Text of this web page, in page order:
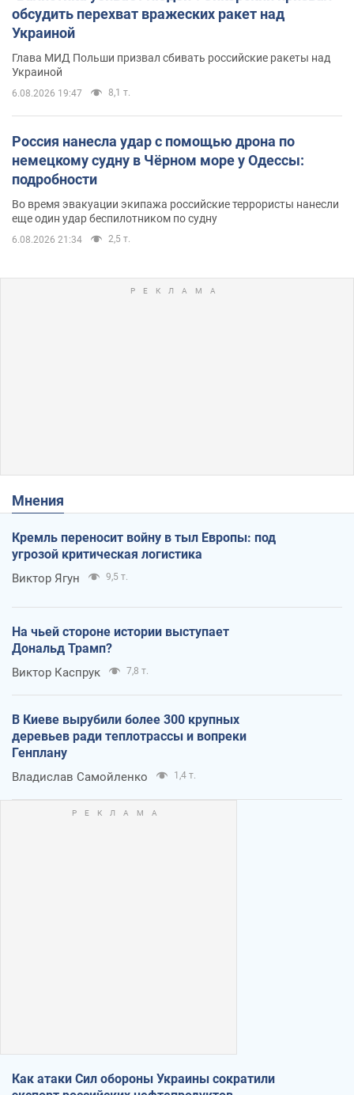
обсудить перехват вражеских ракет над
Украиной
Глава МИД Польши призвал сбивать российские ракеты над
Украиной
6.08.2026 19:47 8,1 т.
Россия нанесла удар с помощью дрона по
немецкому судну в Чёрном море у Одессы:
подробности
Во время эвакуации экипажа российские террористы нанесли
еще один удар беспилотником по судну
6.08.2026 21:34 2,5 т.
Мнения
Кремль переносит войну в тыл Европы: под
угрозой критическая логистика
Виктор Ягун 9,5 т.
На чьей стороне истории выступает
Дональд Трамп?
Виктор Каспрук 7,8 т.
В Киеве вырубили более 300 крупных
деревьев ради теплотрассы и вопреки
Генплану
Владислав Самойленко 1,4 т.
Как атаки Сил обороны Украины сократили